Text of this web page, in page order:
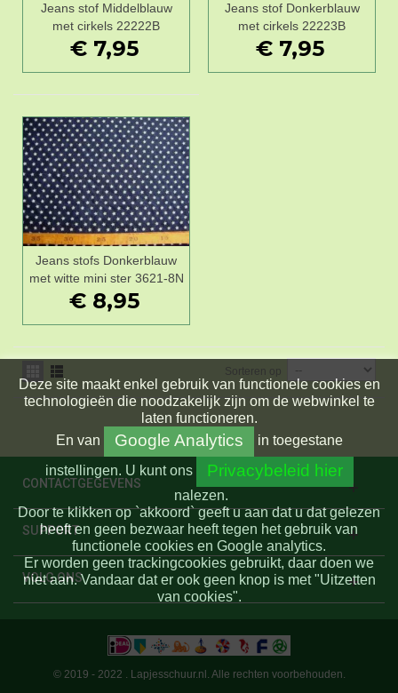
Jeans stof Middelblauw
met cirkels 22222B
€ 7,95
Jeans stof Donkerblauw
met cirkels 22223B
€ 7,95
Jeans stofs Donkerblauw
met witte mini ster 3621-8N
€ 8,95
Sorteren op
CONTACTGEGEVENS
SUPPORT
VOLG ONS
Deze site maakt enkel gebruik van functionele cookies en
technologieën die noodzakelijk zijn om de webwinkel te
laten functioneren.
En van Google Analytics
in toegestane
instellingen. U kunt ons Privacybeleid hier
nalezen.
Door te klikken op `akkoord` geeft u aan dat u dat gelezen
heeft en geen bezwaar heeft tegen het gebruik van
functionele cookies en Google analytics.
Er worden geen trackingcookies gebruikt, daar doen we
niet aan. Vandaar dat er ook geen knop is met "Uitzetten
van cookies".
© 2019 - 2022 . Lapjesschuur.nl. Alle rechten voorbehouden.